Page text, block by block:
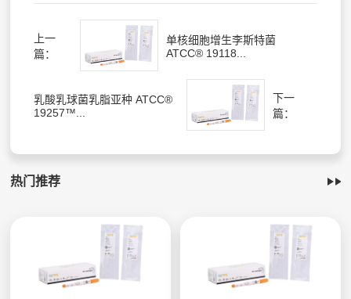
上一
篇：
单核细胞增生李斯特菌
ATCC® 19118...
乳酸乳球菌乳脂亚种 ATCC®
19257™...
下一
篇：
热门推荐